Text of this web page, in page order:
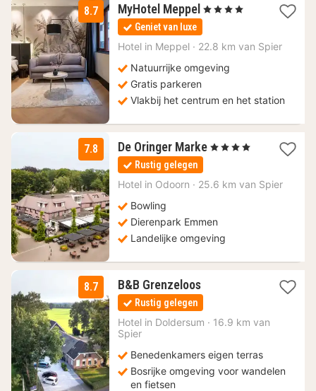
8.7 MyHotel Meppel 1
nacht
vanaf
119
, 4 Sterren
Geniet van luxe
Hotel in Meppel · 22.8 km van Spier
Natuurrijke omgeving
Gratis parkeren
Vlakbij het centrum en het station
7.8 De Oringer Marke 1
99
, 4 Sterren
Rustig gelegen
Hotel in Odoorn · 25.6 km van Spier
Bowling
Dierenpark Emmen
Landelijke omgeving
8.7 B&B Grenzeloos2
nachten
vanaf
157,50
Rustig gelegen
Hotel in Doldersum · 16.9 km van
Spier
Benedenkamers eigen terras
Bosrijke omgeving voor wandelen
en fietsen